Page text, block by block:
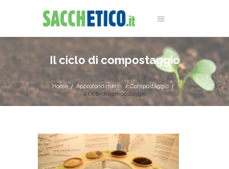
Il ciclo di compostaggio
Home Approfondimenti
Compostaggio
Il ciclo di compostaggio